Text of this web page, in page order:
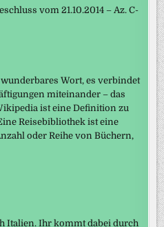
vom 21.10.2014 – Az. C-
Wort, es verbindet
miteinander – das
ist eine Definition zu
Reisebibliothek ist eine
oder Reihe von Büchern,
Italien. Ihr kommt dabei durch